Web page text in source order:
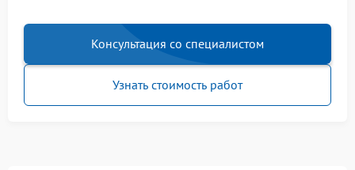
Консультация со специалистом
Узнать стоимость работ